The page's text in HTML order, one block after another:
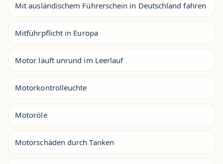
Mit ausländischem Führerschein in Deutschland fahren
Mitführpflicht in Europa
Motor läuft unrund im Leerlauf
Motorkontrolleuchte
Motoröle
Motorschäden durch Tanken